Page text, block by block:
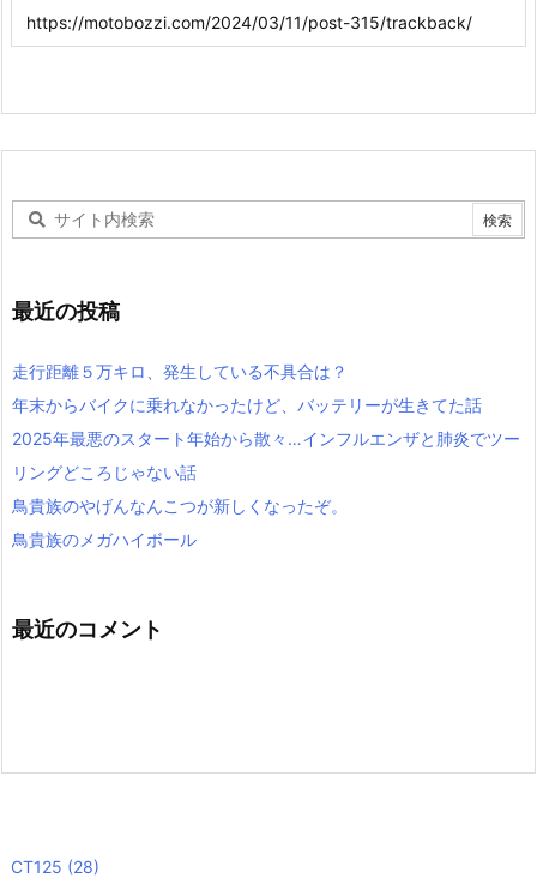
最近の投稿
走行距離５万キロ、発生している不具合は？
年末からバイクに乗れなかったけど、バッテリーが生きてた話
2025年最悪のスタート年始から散々…インフルエンザと肺炎でツー
リングどころじゃない話
鳥貴族のやげんなんこつが新しくなったぞ。
鳥貴族のメガハイボール
最近のコメント
CT125 (28)